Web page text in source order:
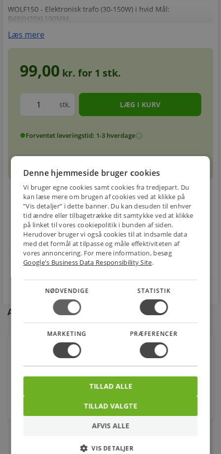
WOLF150 - Elektronisk trafo (30-150W) i hvid Mål:
B49XH39XL190MM
Læs mere
99,00 kr. for 1 stk.
stk.
circleForventet leveringstid: 1-3 hverdageinfo
E-MÆRKET
Handle trygt hos
os
local_shipping
BILLIG
FRAGT
Fra 49,00 kr.
restart_alt
30 DAGES
RETUR
Nem returnering
star4.1 på Trustpilot 11,691 anmeldelser
Andre kunder købte også
Elektronisk trafo 30w-150w sort wolf150 ,
49x39x190mm, transformer
99,00
Denne hjemmeside bruger cookies
Vi bruger egne cookies samt cookies fra tredjepart. Du
kan læse mere om brugen af cookies ved at klikke på
”Vis detaljer” i dette banner. Du kan desuden til enhver
tid ændre eller tilbagetrække dit samtykke ved at klikke
på linket til vores cookiepolitik i bunden af siden.
Herudover bruger vi også cookies til at indsamle data
med det formål at tilpasse og måle effektiviteten af
vores annoncering. For mere information, besøg
Google's Business Data Responsibility Site.
NØDVENDIGE STATISTIK
MARKETING PRÆFERENCER
TILLAD VALGTE
TILLAD ALLE
AFVIS ALLE
VIS DETALJER